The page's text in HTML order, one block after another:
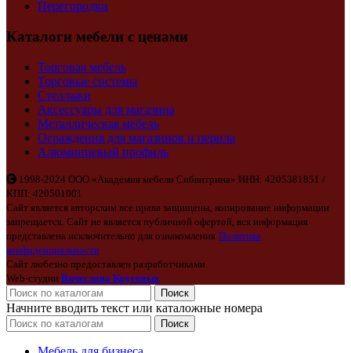
Перегородки
Каталоги мебели с ценами
Торговая мебель
Торговые системы
Стеллажи
Аксессуары для магазина
Металлическая мебель
Ограждения для магазинов и перила
Алюминиевый профиль
1998-2024 ООО «Академия мебели Сибвитрина» ИНН: 4205381851 /
КПП: 420501001
Сайт является авторским все права защищены, копирование информации
запрещается. Сайт не является публичной офертой, вся информация
представлена исключительно для ознакомления Политика
конфиденциальности
Сайт любезно предоставлен разработчиками
Web-студии Вячеслава Круговых
Поиск
Начните вводить текст или каталожные номера
Поиск